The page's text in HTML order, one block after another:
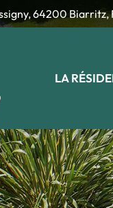
64200 Biarritz,
LA